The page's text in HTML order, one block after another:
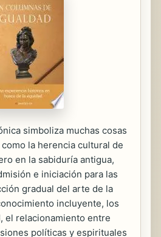
simboliza muchas cosas
la herencia cultural de
en la sabiduría antigua,
e iniciación para las
gradual del arte de la
incluyente, los
el relacionamiento entre
políticas y espirituales